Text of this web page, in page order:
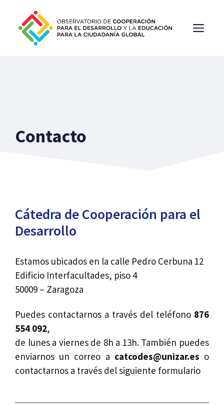
contenido
Contacto
Cátedra de Cooperación para el
Desarrollo
Estamos ubicados en la calle Pedro Cerbuna 12
Edificio Interfacultades, piso 4
50009 – Zaragoza
Puedes contactarnos a través del teléfono 876
554 092,
de lunes a viernes de 8h a 13h. También puedes
enviarnos un correo a catcodes@unizar.es o
contactarnos a través del siguiente formulario